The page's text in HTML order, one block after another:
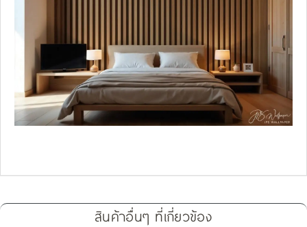
สินค้าอื่นๆ ที่เกี่ยวข้อง